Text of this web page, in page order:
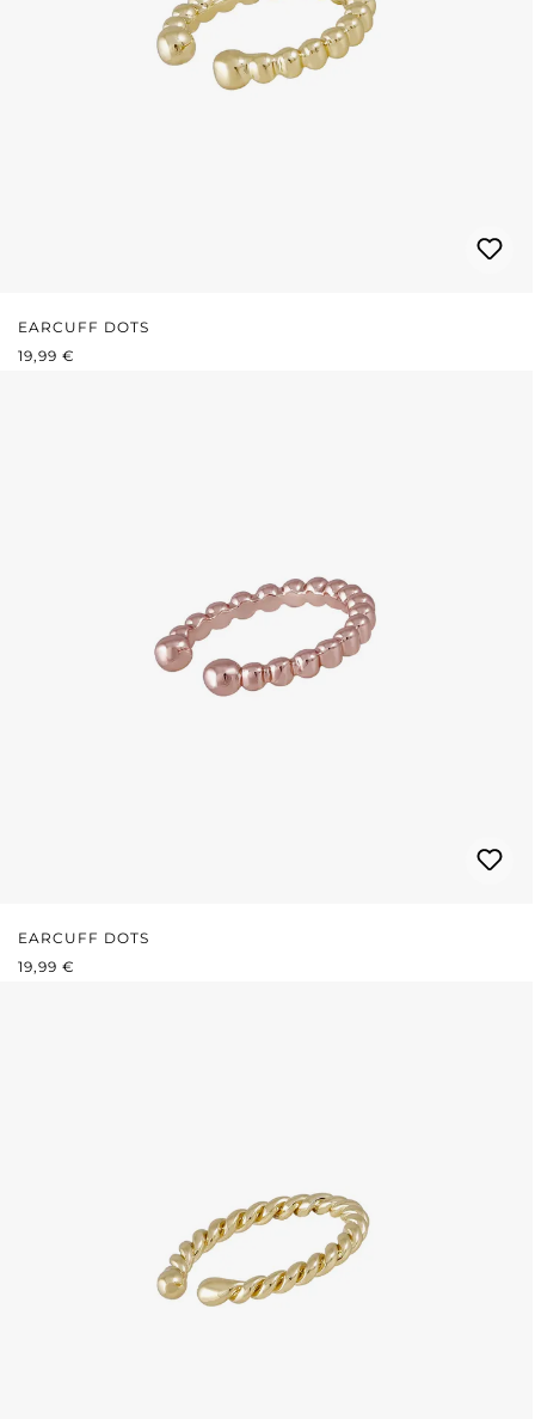
EARCUFF DOTS
PRIX RÉGULIER :
19,99 €
EARCUFF DOTS
PRIX RÉGULIER :
19,99 €